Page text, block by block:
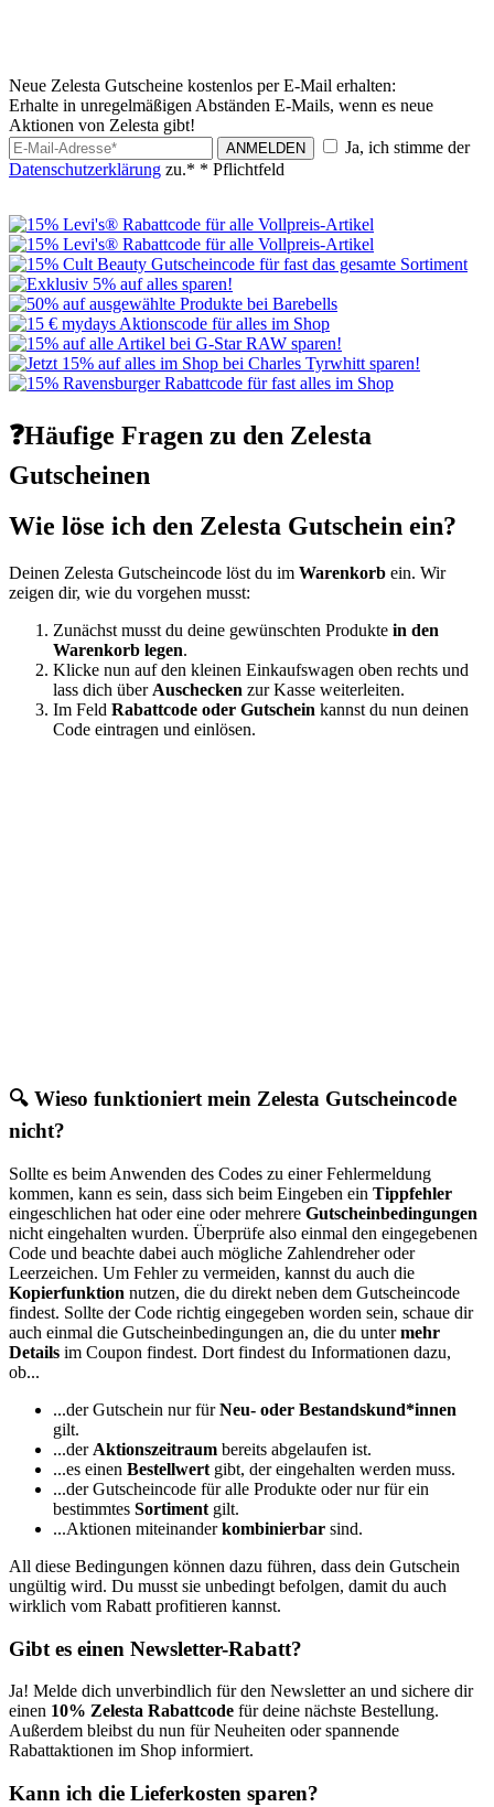
Neue Zelesta Gutscheine kostenlos per E-Mail erhalten:
Erhalte in unregelmäßigen Abständen E-Mails, wenn es neue
Aktionen von Zelesta gibt!
ANMELDEN
Ja, ich stimme der
Datenschutzerklärung zu.* * Pflichtfeld
❓Häufige Fragen zu den Zelesta
Gutscheinen
Wie löse ich den Zelesta Gutschein ein?
Deinen Zelesta Gutscheincode löst du im Warenkorb ein. Wir
zeigen dir, wie du vorgehen musst:
Zunächst musst du deine gewünschten Produkte in den
Warenkorb legen.
Klicke nun auf den kleinen Einkaufswagen oben rechts und
lass dich über Auschecken zur Kasse weiterleiten.
Im Feld Rabattcode oder Gutschein kannst du nun deinen
Code eintragen und einlösen.
🔍 Wieso funktioniert mein Zelesta Gutscheincode
nicht?
Sollte es beim Anwenden des Codes zu einer Fehlermeldung
kommen, kann es sein, dass sich beim Eingeben ein Tippfehler
eingeschlichen hat oder eine oder mehrere Gutscheinbedingungen
nicht eingehalten wurden. Überprüfe also einmal den eingegebenen
Code und beachte dabei auch mögliche Zahlendreher oder
Leerzeichen. Um Fehler zu vermeiden, kannst du auch die
Kopierfunktion nutzen, die du direkt neben dem Gutscheincode
findest. Sollte der Code richtig eingegeben worden sein, schaue dir
auch einmal die Gutscheinbedingungen an, die du untermehr
Details im Coupon findest. Dort findest du Informationen dazu,
ob...
...der Gutschein nur fürNeu- oder Bestandskund*innen
gilt.
...der Aktionszeitraum bereits abgelaufen ist.
...es einen Bestellwert gibt, der eingehalten werden muss.
...der Gutscheincode für alle Produkte oder nur für ein
bestimmtes Sortiment gilt.
...Aktionen miteinanderkombinierbar sind.
All diese Bedingungen können dazu führen, dass dein Gutschein
ungültig wird. Du musst sie unbedingt befolgen, damit du auch
wirklich vom Rabatt profitieren kannst.
Gibt es einen Newsletter-Rabatt?
Ja! Melde dich unverbindlich für den Newsletter an und sichere dir
einen 10% Zelesta Rabattcode für deine nächste Bestellung.
Außerdem bleibst du nun für Neuheiten oder spannende
Rabattaktionen im Shop informiert.
Kann ich die Lieferkosten sparen?